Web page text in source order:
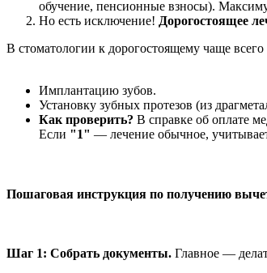
обучение, пенсионные взносы).
Но есть исключение! Дорогостоящее
В стоматологии к дорогостоящему чаще всего
Имплантацию зубов.
Установку зубных протезов (из
Как проверить? В справке об оплате
Если "1" — лечение обычное,
Пошаговая инструкция по получению
Шаг 1: Собрать документы. Главное —